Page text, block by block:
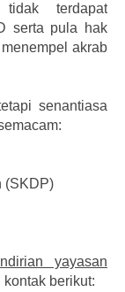
terdapat
serta pula hak
akrab
senantiasa
(SKDP)
yayasan
berikut: